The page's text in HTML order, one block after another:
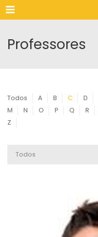
Menu
Professores
Todos A B C D
M
N O P Q R
Z